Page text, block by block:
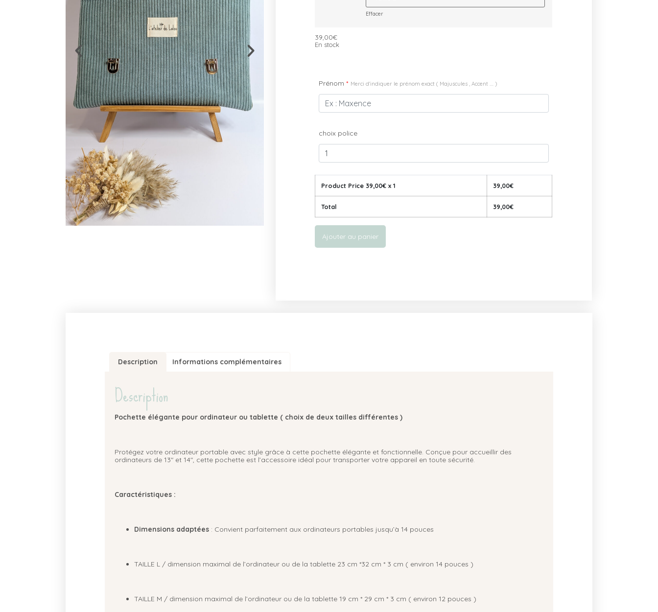
Effacer
39,00€
En stock
Prénom * Merci d'indiquer le prénom exact ( Majuscules , Accent .... )
choix police
Product Price 39,00€ x 1 39,00€
Total 39,00€
Ajouter au panier
Description Informations complémentaires
Description
Pochette élégante pour ordinateur ou tablette ( choix de deux tailles différentes )
Protégez votre ordinateur portable avec style grâce à cette pochette élégante et fonctionnelle. Conçue pour accueillir des
ordinateurs de 13″ et 14″, cette pochette est l’accessoire idéal pour transporter votre appareil en toute sécurité.
Caractéristiques :
Dimensions adaptées : Convient parfaitement aux ordinateurs portables jusqu’à 14 pouces
TAILLE L / dimension maximal de l’ordinateur ou de la tablette 23 cm *32 cm * 3 cm ( environ 14 pouces )
TAILLE M / dimension maximal de l’ordinateur ou de la tablette 19 cm * 29 cm * 3 cm ( environ 12 pouces )